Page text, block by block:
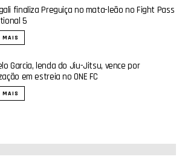
finaliza Preguiça no mata-leão no Fight Pass
5
MAIS
Garcia, lenda do Jiu-Jitsu, vence por
em estreia no ONE FC
MAIS